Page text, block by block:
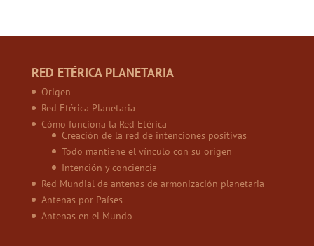
RED ETÉRICA PLANETARIA
Origen
Red Etérica Planetaria
Cómo funciona la Red Etérica
Creación de la red de intenciones positivas
Todo mantiene el vínculo con su origen
Intención y conciencia
Red Mundial de antenas de armonización planetaria
Antenas por Países
Antenas en el Mundo